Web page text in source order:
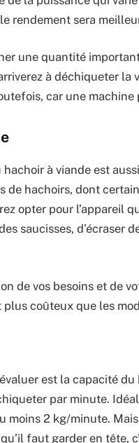
rendement sera
une quantité
à déchiqueter
car une machine
à viande est
de hachoirs, dont
opter pour l’appareil
saucisses, d’écraser
de vos besoins et de
coûteux que les
est la capacité
par minute.
moins 2 kg/minute.
faut garder en tête,